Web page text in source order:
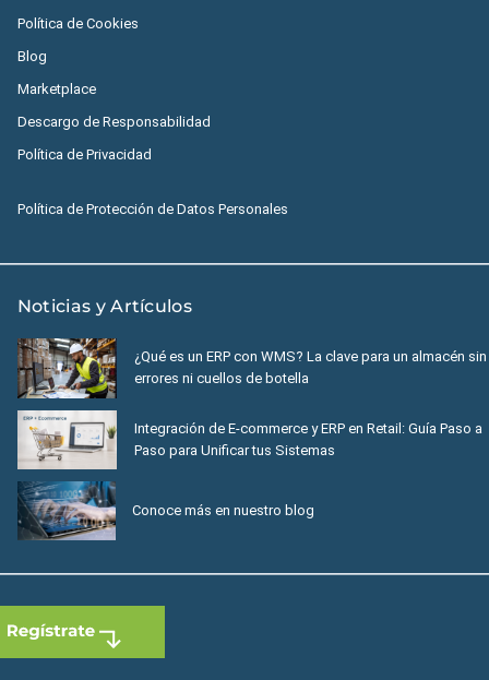
Política de Cookies
Blog
Marketplace
Descargo de Responsabilidad
Política de Privacidad
Política de Protección de Datos Personales
Noticias y Artículos
¿Qué es un ERP con WMS? La clave para un almacén sin
errores ni cuellos de botella
Integración de E-commerce y ERP en Retail: Guía Paso a
Paso para Unificar tus Sistemas
Conoce más en nuestro blog